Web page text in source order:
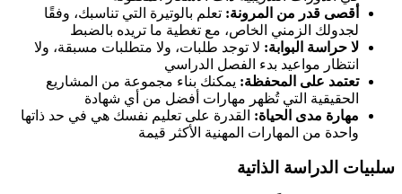
أقصى قدر من المرونة: تعلم بالوتيرة التي تناسبك، وفقًا
لجدولك الزمني الخاص، مع تغطية ما تريده بالضبط
لا حراسة البوابة: لا توجد طلبات، ولا متطلبات مسبقة، ولا
انتظار مواعيد بدء الفصل الدراسي
تعتمد على المحفظة: يمكنك بناء مجموعة من المشاريع
الحقيقية التي تُظهر مهارات أفضل من أي شهادة
مهارة مدى الحياة: القدرة على تعليم نفسك هي في حد ذاتها
واحدة من المهارات المهنية الأكثر قيمة
سلبيات الدراسة الذاتية